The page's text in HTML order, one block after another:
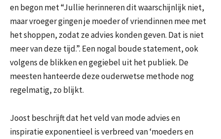
en begon met “Jullie herinneren dit waarschijnlijk niet,
maar vroeger gingen je moeder of vriendinnen mee met
het shoppen, zodat ze advies konden geven. Dat is niet
meer van deze tijd.”. Een nogal boude statement, ook
volgens de blikken en gegiebel uit het publiek. De
meesten hanteerde deze ouderwetse methode nog
regelmatig, zo blijkt.
Joost beschrijft dat het veld van mode advies en
inspiratie exponentieel is verbreed van ‘moeders en